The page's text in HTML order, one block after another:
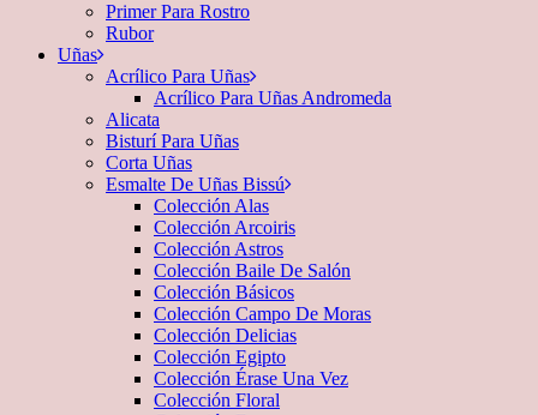
Primer Para Rostro
Rubor
Uñas
Acrílico Para Uñas
Acrílico Para Uñas Andromeda
Alicata
Bisturí Para Uñas
Corta Uñas
Esmalte De Uñas Bissú
Colección Alas
Colección Arcoiris
Colección Astros
Colección Baile De Salón
Colección Básicos
Colección Campo De Moras
Colección Delicias
Colección Egipto
Colección Érase Una Vez
Colección Floral